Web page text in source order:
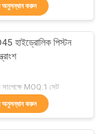
যন্ত্রাংশ
করুন
হাইড্রোলিক পিস্টন
MOQ:1 সেট
করুন